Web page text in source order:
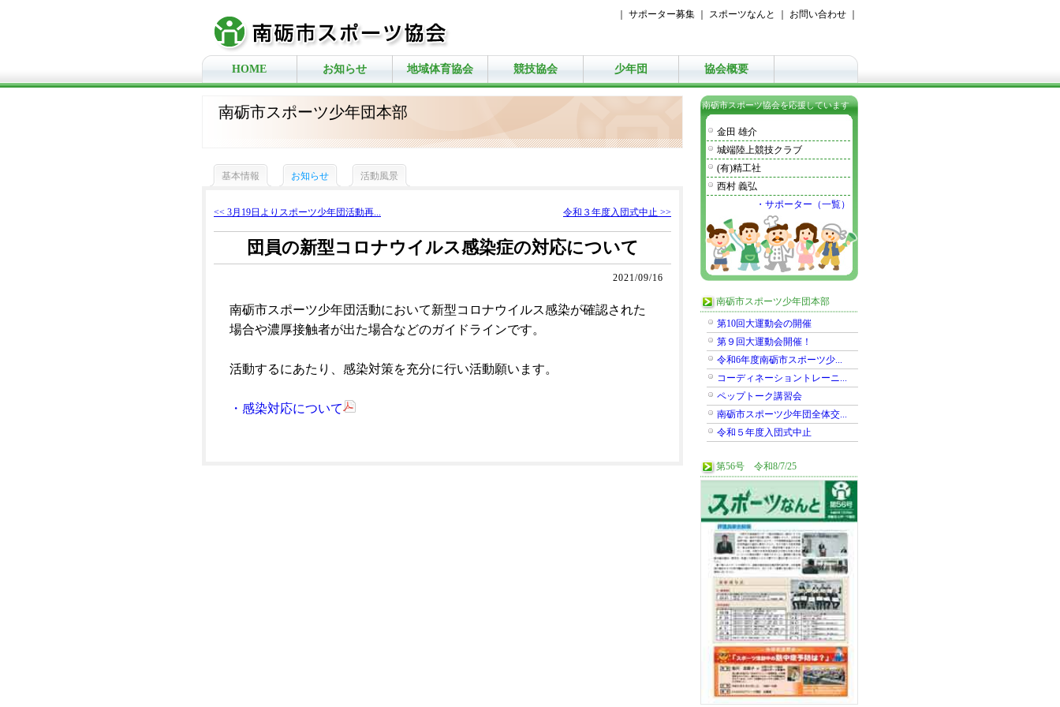
サポーター募集 スポーツなんと お問い合わせ
HOME お知らせ 地域体育協会 競技協会 少年団 協会概要
南砺市スポーツ少年団本部
基本情報 お知らせ 活動風景
<< 3月19日よりスポーツ少年団活動再... 令和３年度入団式中止 >>
団員の新型コロナウイルス感染症の対応について
2021/09/16
南砺市スポーツ少年団活動において新型コロナウイルス感染が確認された
場合や濃厚接触者が出た場合などのガイドラインです。
活動するにあたり、感染対策を充分に行い活動願います。
・感染対応について
南砺市スポーツ協会を応援しています
金田 雄介
城端陸上競技クラブ
(有)精工社
西村 義弘
・サポーター（一覧）
南砺市スポーツ少年団本部
第10回大運動会の開催
第９回大運動会開催！
令和6年度南砺市スポーツ少...
コーディネーショントレーニ...
ペップトーク講習会
南砺市スポーツ少年団全体交...
令和５年度入団式中止
第56号 令和8/7/25